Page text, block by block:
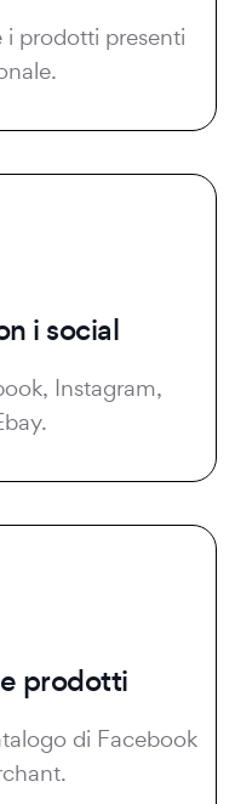
i prodotti presenti
i social
Instagram,
prodotti
di Facebook